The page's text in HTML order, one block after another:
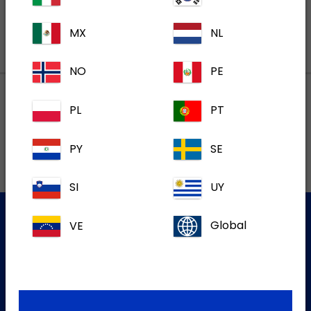
Lokalne adrese
korisnike
MX NL
NO PE
PL PT
PY SE
SI UY
VE Global